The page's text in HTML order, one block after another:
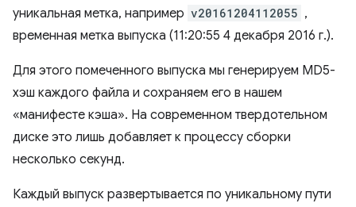
уникальная метка, например v20161204112055 ,
временная метка выпуска (11:20:55 4 декабря 2016 г.).
Для этого помеченного выпуска мы генерируем MD5-
хэш каждого файла и сохраняем его в нашем
«манифесте кэша». На современном твердотельном
диске это лишь добавляет к процессу сборки
несколько секунд.
Каждый выпуск развертывается по уникальному пути